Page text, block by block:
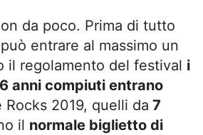
da poco. Prima di tutto
entrare al massimo un
il regolamento del festival i
anni compiuti entrano
Rocks 2019, quelli da 7
il normale biglietto di